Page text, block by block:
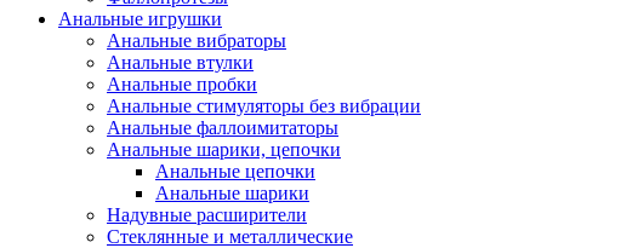
Анальные игрушки
Анальные вибраторы
Анальные втулки
Анальные пробки
Анальные стимуляторы без вибрации
Анальные фаллоимитаторы
Анальные шарики, цепочки
Анальные цепочки
Анальные шарики
Надувные расширители
Стеклянные и металлические